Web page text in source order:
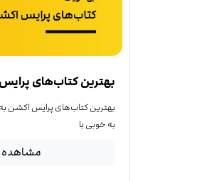
بهترین کتاب‌‌های
بهترین کتاب‌‌های پرایس اکشن
به خوبی با
مشاهده